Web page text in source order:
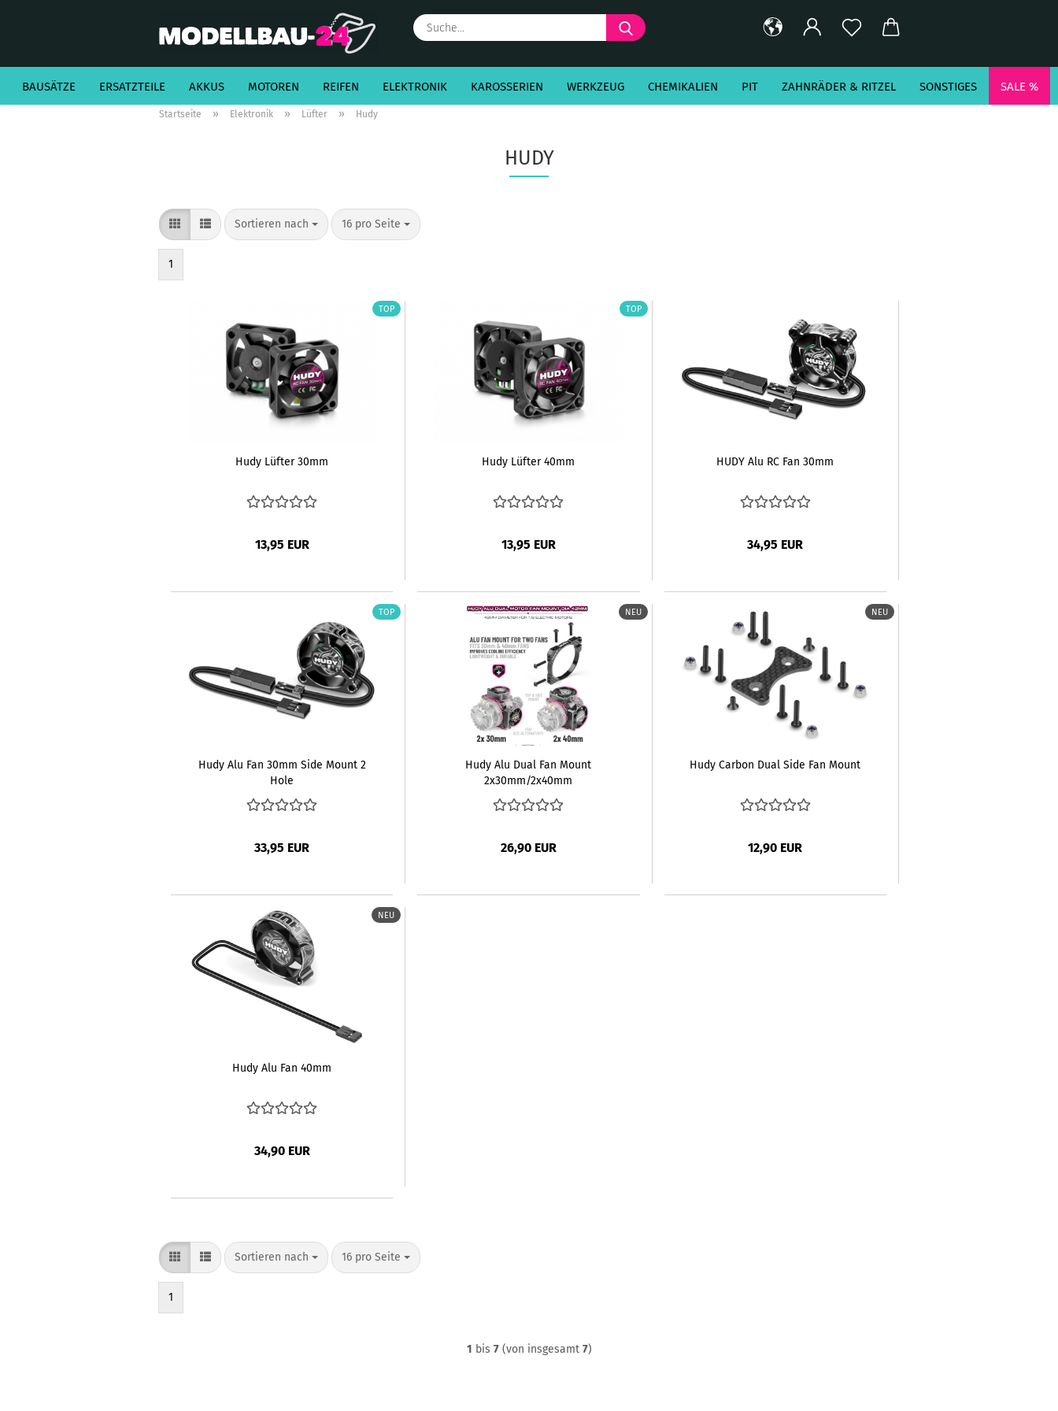
Suche...
BAUSÄTZE ERSATZTEILE AKKUS MOTOREN REIFEN ELEKTRONIK KAROSSERIEN WERKZEUG CHEMIKALIEN PIT ZAHNRÄDER & RITZEL SONSTIGES SALE %
Startseite » Elektronik » Lüfter » Hudy
HUDY
Sortieren nach
Sortieren nach 16 pro Seite
pro Seite
1
TOP
Hudy Lüfter 30mm
13,95 EUR
TOP
Hudy Lüfter 40mm
13,95 EUR
HUDY Alu RC Fan 30mm
34,95 EUR
TOP
Hudy Alu Fan 30mm Side Mount 2
Hole
33,95 EUR
NEU
Hudy Alu Dual Fan Mount
2x30mm/2x40mm
26,90 EUR
NEU
Hudy Carbon Dual Side Fan Mount
12,90 EUR
NEU
Hudy Alu Fan 40mm
34,90 EUR
Sortieren nach
Sortieren nach 16 pro Seite
pro Seite
1
1 bis 7(von insgesamt 7)